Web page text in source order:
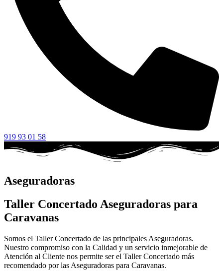
919 93 01 58
Aseguradoras
Taller Concertado Aseguradoras para
Caravanas
Somos el Taller Concertado de las principales Aseguradoras.
Nuestro compromiso con la Calidad y un servicio inmejorable de
Atención al Cliente nos permite ser el Taller Concertado más
recomendado por las Aseguradoras para Caravanas.